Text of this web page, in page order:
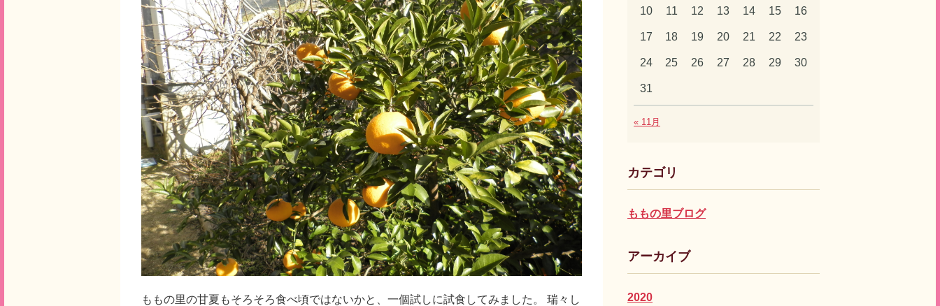
ももの里の甘夏もそろそろ食べ頃ではないかと、一個試しに試食してみました。 瑞々し
« 11月
10 11 12 13 14 15 16
17 18 19 20 21 22 23
24 25 26 27 28 29 30
31
カテゴリ
ももの里ブログ
アーカイブ
2020